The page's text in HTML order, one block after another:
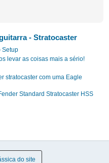
- Stratocaster
Setup
levar as coisas mais a sério!
stratocaster com uma Eagle
Standard Stratocaster HSS
do site